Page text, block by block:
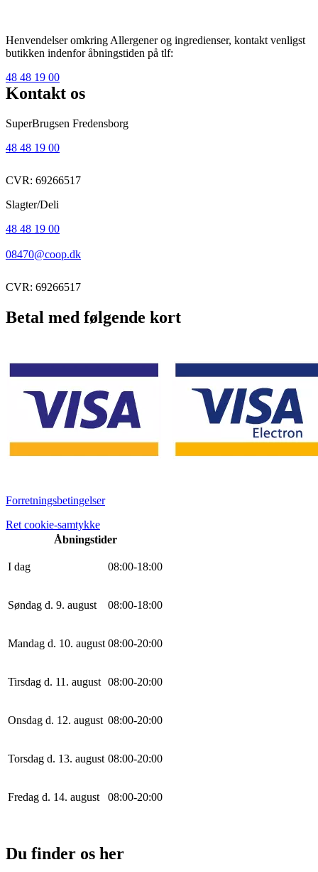
Henvendelser omkring Allergener og ingredienser, kontakt venligst
butikken indenfor åbningstiden på tlf:
48 48 19 00
Kontakt os
SuperBrugsen Fredensborg
48 48 19 00
CVR: 69266517
Slagter/Deli
48 48 19 00
08470@coop.dk
CVR: 69266517
Betal med følgende kort
Forretningsbetingelser
Ret cookie-samtykke
Åbningstider
I dag 08:00-18:00
Søndag d. 9. august 08:00-18:00
Mandag d. 10. august 08:00-20:00
Tirsdag d. 11. august 08:00-20:00
Onsdag d. 12. august 08:00-20:00
Torsdag d. 13. august 08:00-20:00
Fredag d. 14. august 08:00-20:00
Du finder os her